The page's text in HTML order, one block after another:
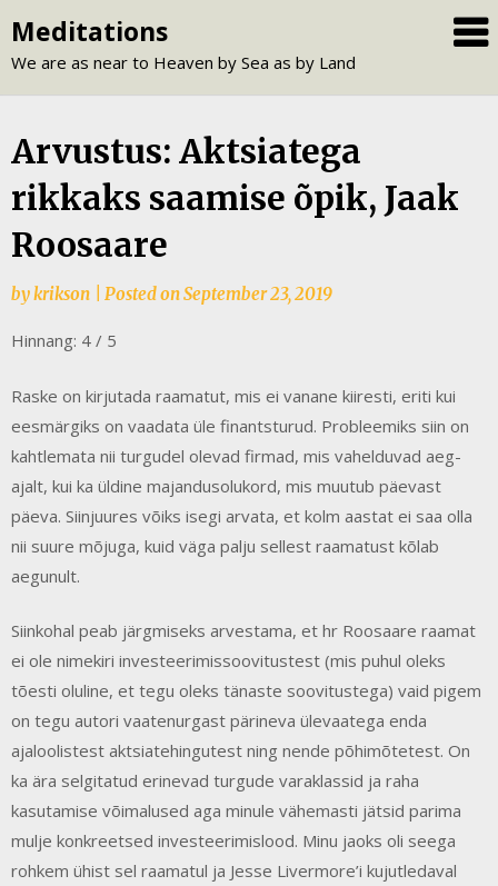
to
content
Meditations
We are as near to Heaven by Sea as by Land
Arvustus: Aktsiatega
rikkaks saamise õpik, Jaak
Roosaare
bykrikson Posted onSeptember 23, 2019
Hinnang: 4 / 5
Raske on kirjutada raamatut, mis ei vanane kiiresti, eriti kui
eesmärgiks on vaadata üle finantsturud. Probleemiks siin on
kahtlemata nii turgudel olevad firmad, mis vahelduvad aeg-
ajalt, kui ka üldine majandusolukord, mis muutub päevast
päeva. Siinjuures võiks isegi arvata, et kolm aastat ei saa olla
nii suure mõjuga, kuid väga palju sellest raamatust kõlab
aegunult.
Siinkohal peab järgmiseks arvestama, et hr Roosaare raamat
ei ole nimekiri investeerimissoovitustest (mis puhul oleks
tõesti oluline, et tegu oleks tänaste soovitustega) vaid pigem
on tegu autori vaatenurgast pärineva ülevaatega enda
ajaloolistest aktsiatehingutest ning nende põhimõtetest. On
ka ära selgitatud erinevad turgude varaklassid ja raha
kasutamise võimalused aga minule vähemasti jätsid parima
mulje konkreetsed investeerimislood. Minu jaoks oli seega
rohkem ühist sel raamatul ja Jesse Livermore’i kujutledaval